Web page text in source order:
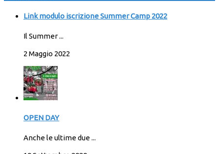
Link modulo iscrizione Summer Camp 2022
Il Summer ...
2 Maggio 2022
OPEN DAY
Anche le ultime due ...